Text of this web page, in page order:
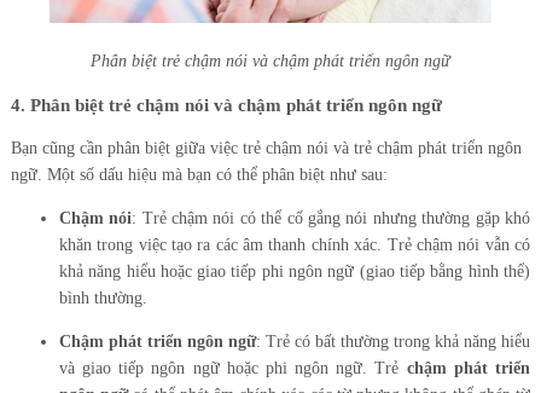
Phân biệt trẻ chậm nói và chậm phát triển ngôn ngữ
4. Phân biệt trẻ chậm nói và chậm phát triển ngôn ngữ
Bạn cũng cần phân biệt giữa việc trẻ chậm nói và trẻ chậm phát triển ngôn
ngữ. Một số dấu hiệu mà bạn có thể phân biệt như sau:
Chậm nói: Trẻ chậm nói có thể cố gắng nói nhưng thường gặp khó
khăn trong việc tạo ra các âm thanh chính xác. Trẻ chậm nói vẫn có
khả năng hiểu hoặc giao tiếp phi ngôn ngữ (giao tiếp bằng hình thể)
bình thường.
Chậm phát triển ngôn ngữ: Trẻ có bất thường trong khả năng hiểu
và giao tiếp ngôn ngữ hoặc phi ngôn ngữ. Trẻ chậm phát triển